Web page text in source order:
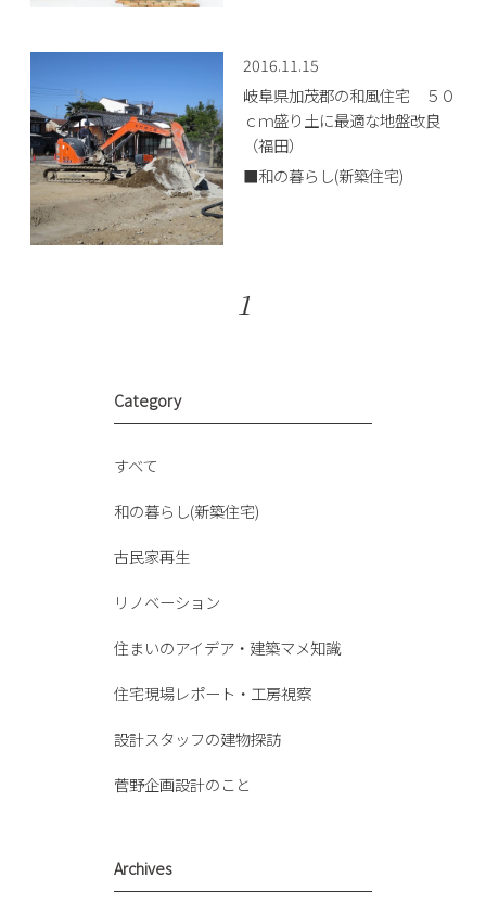
2016.11.15
岐阜県加茂郡の和風住宅 ５０
ｃｍ盛り土に最適な地盤改良
（福田）
■和の暮らし(新築住宅)
1
Category
すべて
和の暮らし(新築住宅)
古民家再生
リノベーション
住まいのアイデア・建築マメ知識
住宅現場レポート・工房視察
設計スタッフの建物探訪
菅野企画設計のこと
Archives